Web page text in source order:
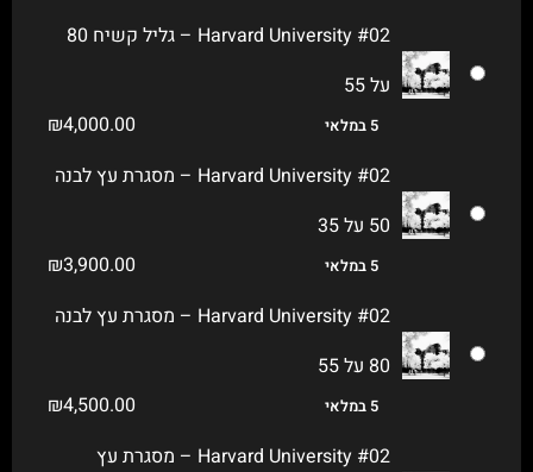
Harvard University #02 – גליל קשיח 80
על 55
₪4,000.00 5 במלאי
Harvard University #02 – מסגרת עץ לבנה
50 על 35
₪3,900.00 5 במלאי
Harvard University #02 – מסגרת עץ לבנה
80 על 55
₪4,500.00 5 במלאי
Harvard University #02 – מסגרת עץ